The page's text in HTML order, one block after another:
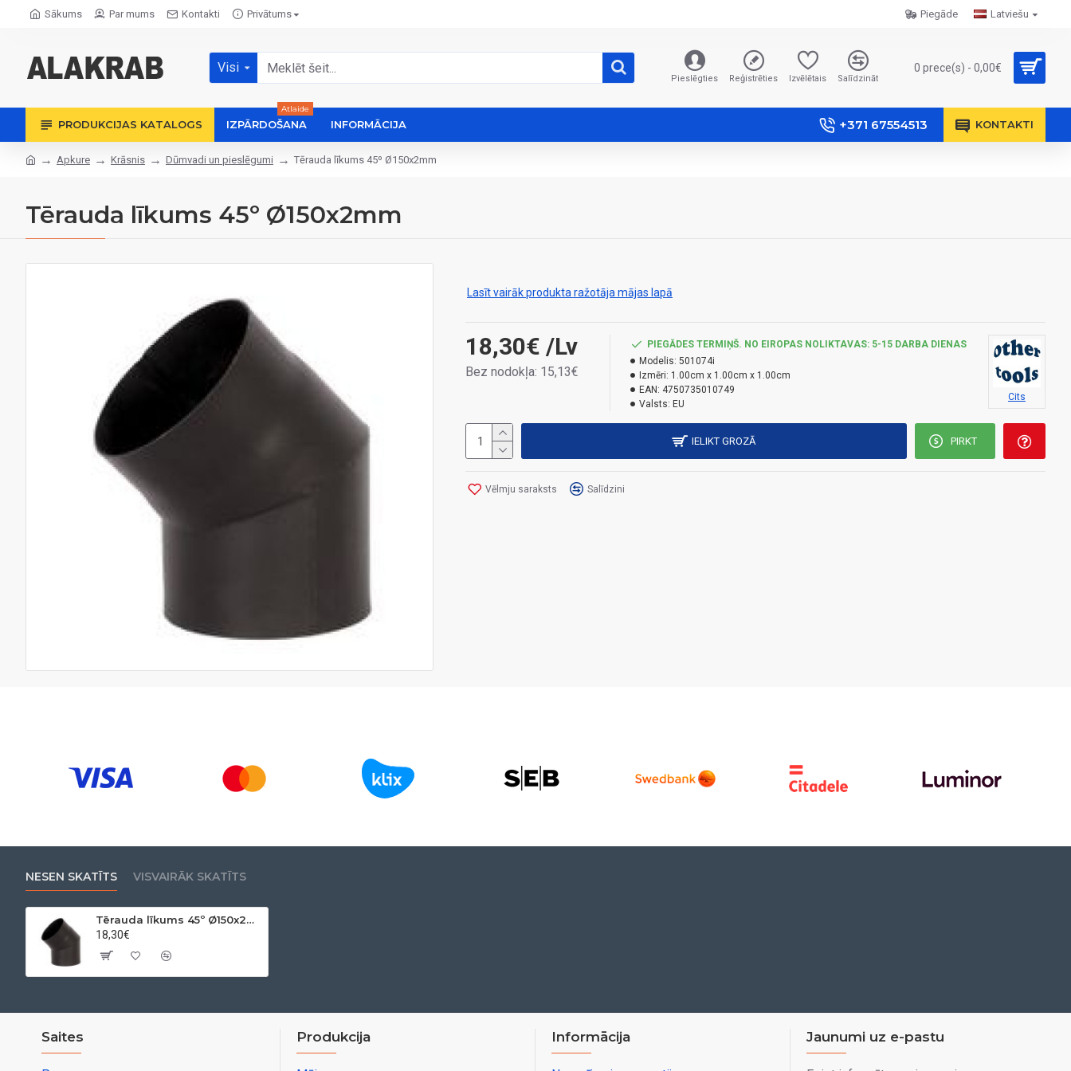
Sākums Par mums Kontakti Privātums Latviešu
Piegāde
Visi
Pieslēgties Reģistrēties Izvēlētais Salīdzināt
0 prece(s) - 0,00€
PRODUKCIJAS KATALOGS IZPĀRDOŠANA
Atlaide
INFORMĀCIJA +371 67554513 KONTAKTI
Apkure Krāsnis Dūmvadi un pieslēgumi Tērauda līkums 45º Ø150x2mm
Tērauda līkums 45º Ø150x2mm
Lasīt vairāk produkta ražotāja mājas lapā
18,30€ /Lv
Bez nodokļa: 15,13€
PIEGĀDES TERMIŅŠ. NO EIROPAS NOLIKTAVAS: 5-15 DARBA DIENAS
Modelis: 501074i
Izmēri: 1.00cm x 1.00cm x 1.00cm
EAN: 4750735010749
Valsts: EU
Cits
IELIKT GROZĀ PIRKT
Vēlmju saraksts Salīdzini
NESEN SKATĪTS VISVAIRĀK SKATĪTS
Tērauda līkums 45º Ø150x2mm
18,30€
Saites Produkcija Informācija Jaunumi uz e-pastu